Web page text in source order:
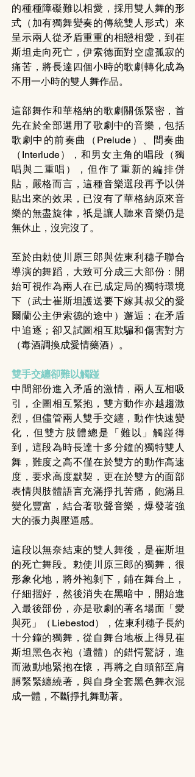
的種種障礙難以相愛，採用雙人舞的形
式（加有獨舞變奏的傳統雙人形式）來
呈示兩人從矛盾重重的相戀相愛，到崔
斯坦走向死亡，伊索德面對空虛孤寂的
痛苦，將長達四個小時的歌劇轉化成為
不用一小時的雙人舞作品。
這部舞作和華格納的歌劇關係緊密，首
先在於全部選用了歌劇中的音樂，包括
歌劇中的前奏曲（Prelude）、間奏曲
（Interlude），和男女主角的唱段（獨
唱與二重唱），但作了重新的編排併
貼，嚴格而言，這種音樂選段再予以併
貼出來的效果，已沒有了華格納原來音
樂的無盡旋律，祇是讓人聽來音樂仍是
無休止，沒完沒了。
至於由勅使川原三郎與佐東利穗子聯合
導演的舞蹈，大致可分成三大部份：開
始可視作為兩人在已成定局的獨特環境
下（武士崔斯坦護送要下嫁其叔父的愛
爾蘭公主伊索德的途中）邂逅；在矛盾
中追逐；卻又試圖相互欺騙和傷害對方
（毒酒調換成愛情藥酒）。
雙手交纏卻難以觸踫
中間部份進入矛盾的激情，兩人互相吸
引，企圖相互緊抱，雙方動作亦越趨激
烈，但儘管兩人雙手交纏，動作快速變
化，但雙方肢體總是「難以」觸踫得
到，這段為時長達十多分鐘的獨特雙人
舞，難度之高不僅在於雙方的動作高速
度，要求高度默契，更在於雙方的面部
表情與肢體語言充滿掙扎苦痛，飽滿且
變化豐富，結合著歌聲音樂，爆發著強
大的張力與壓逼感。
這段以無奈結束的雙人舞後，是崔斯坦
的死亡舞段。勅使川原三郎的獨舞，很
形象化地，將外袍剝下，鋪在舞台上，
仔細摺好，然後消失在黑暗中，開始進
入最後部份，亦是歌劇的著名場面「愛
與死」（Liebestod），佐東利穗子長約
十分鐘的獨舞，從自舞台地板上得見崔
斯坦黑色衣袍（遺體）的錯愕驚訝，進
而激動地緊抱在懷，再將之自頭部至肩
膊緊緊纏繞著，與自身全套黑色舞衣混
成一體，不斷掙扎舞動著。